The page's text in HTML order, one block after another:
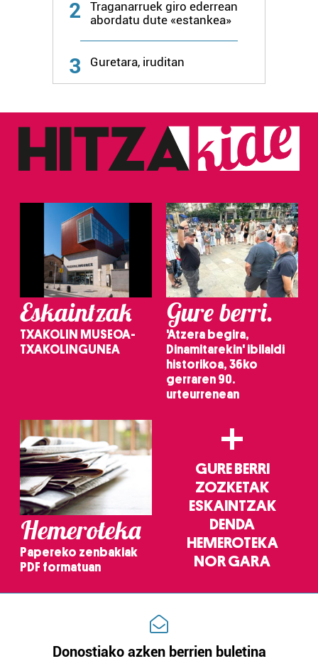
2
Traganarruek giro ederrean
abordatu dute «estankea»
3 Guretara, iruditan
Eskaintzak
TXAKOLIN MUSEOA-
TXAKOLINGUNEA
Gure berri.
'Atzera begira,
Dinamitarekin' ibilaldi
historikoa, 36ko
gerraren 90.
urteurrenean
Hemeroteka
Papereko zenbakiak
PDF formatuan
+
GURE BERRI
ZOZKETAK
ESKAINTZAK
DENDA
HEMEROTEKA
NOR GARA
Donostiako azken berrien buletina